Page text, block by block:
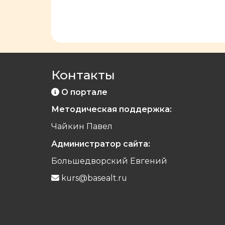
Контакты
О портале
Методическая поддержка:
Чайкин Павел
Администратор сайта:
Большедворский Евгений
kurs@basealt.ru